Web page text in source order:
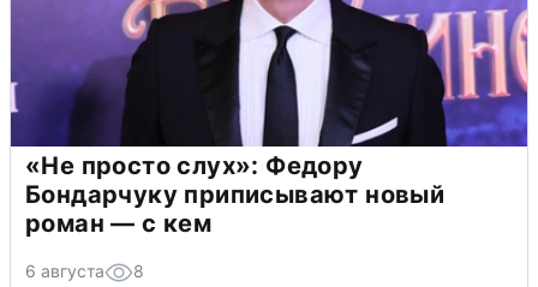
«Не просто слух»: Федору
Бондарчуку приписывают новый
роман — с кем
6 августа 8